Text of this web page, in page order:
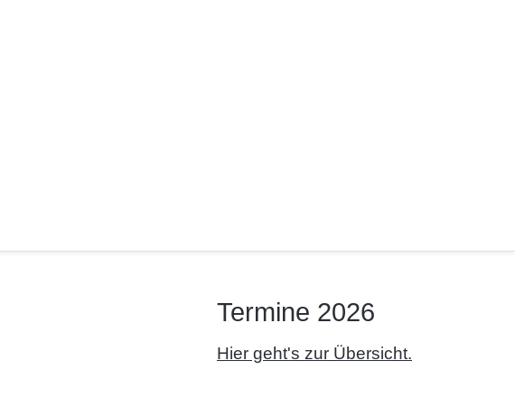
Termine 2026
Hier geht's zur Übersicht.